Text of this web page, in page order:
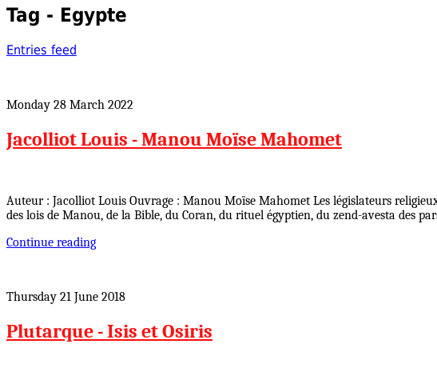
Tag - Egypte
Entries feed
Monday 28 March 2022
Jacolliot Louis - Manou Moïse Mahomet
Auteur : Jacolliot Louis Ouvrage : Manou Moïse Mahomet Les législateurs
des lois de Manou, de la Bible, du Coran, du rituel égyptien, du zend-avesta des
Continue reading
Thursday 21 June 2018
Plutarque - Isis et Osiris